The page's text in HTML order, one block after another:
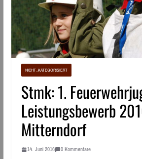
NICHT_KATEGORISIERT
Stmk: 1.
Leistungsbewerb
Mitterndorf
14. Juni 2016 0 Kommentare